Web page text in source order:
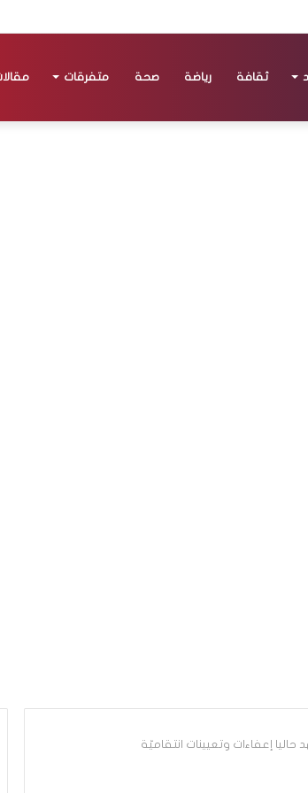
ثقافة رياضة صحة متفرقات
إعفاءات وتعيينات انتقاميّة